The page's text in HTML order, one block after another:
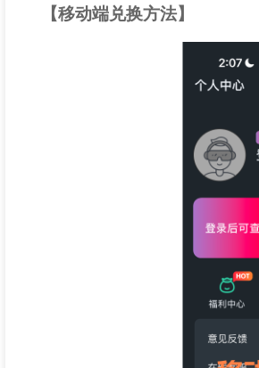
【移动端兑换方法】